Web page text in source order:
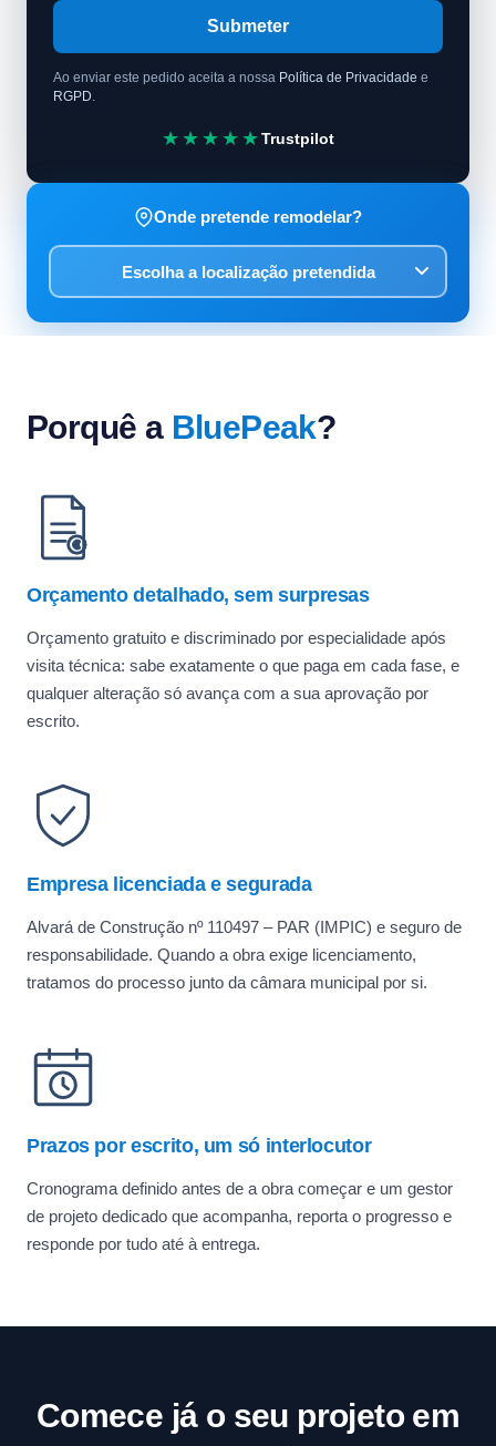
Submeter
Ao enviar este pedido aceita a nossa Política de Privacidade e
RGPD
★★★★★Trustpilot
Onde pretende remodelar?
Porquê a BluePeak?
Orçamento detalhado, sem surpresas
Orçamento gratuito e discriminado por especialidade após
visita técnica: sabe exatamente o que paga em cada fase, e
qualquer alteração só avança com a sua aprovação por
escrito.
Empresa licenciada e segurada
Alvará de Construção nº 110497 – PAR (IMPIC) e seguro de
responsabilidade. Quando a obra exige licenciamento,
tratamos do processo junto da câmara municipal por si.
Prazos por escrito, um só interlocutor
Cronograma definido antes de a obra começar e um gestor
de projeto dedicado que acompanha, reporta o progresso e
responde por tudo até à entrega.
Comece já o seu projeto em